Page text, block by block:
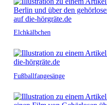
Elchkälbchen
Fußballfangesänge